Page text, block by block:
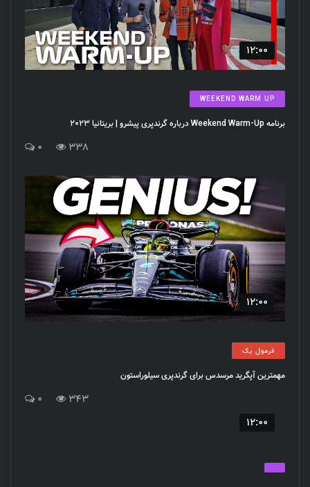
12:00
WEEKEND WARM UP
برنامه Weekend Warm-Up درباره گرندپری پیشرو | بریتانیا 2023
0 338
12:00
فرمول یک
مهمترین آپگرید مرسدس برای گرندپری سیلوراستون
0
343
12:00